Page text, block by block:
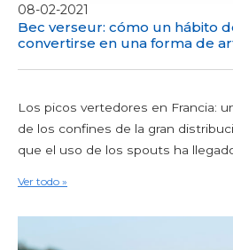
08-02-2021
Bec verseur: cómo un hábito
convertirse en una forma de
Los picos vertedores en Francia:
de los confines de la gran
que el uso de los spouts ha
Ver todo »